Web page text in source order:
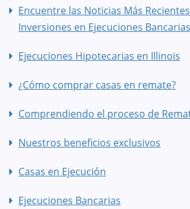
Encuentre las Noticias Más
Inversiones en Ejecuciones Bancarias
Ejecuciones Hipotecarias en Illinois
¿Cómo comprar casas en remate?
Comprendiendo el proceso de
Nuestros beneficios exclusivos
Casas en Ejecución
Ejecuciones Bancarias